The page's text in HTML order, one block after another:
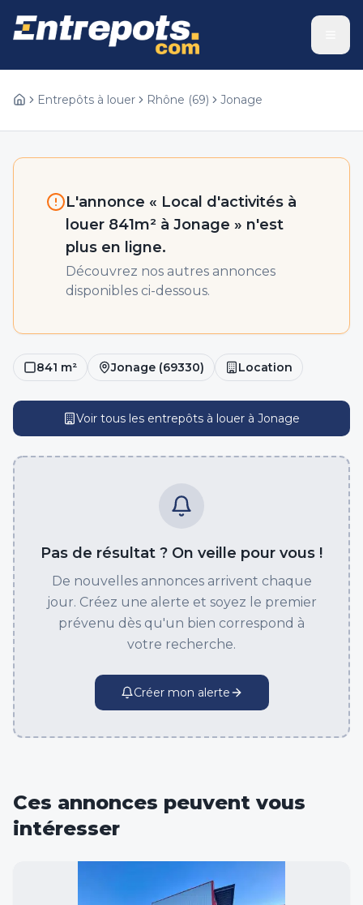
Entrepôts à louer Rhône (69) Jonage
L'annonce « Local d'activités à
louer 841m² à Jonage » n'est
plus en ligne.
Découvrez nos autres annonces
disponibles ci-dessous.
841 m² Jonage (69330) Location
Voir tous les entrepôts à louer à Jonage
Pas de résultat ? On veille pour vous !
De nouvelles annonces arrivent chaque
jour. Créez une alerte et soyez le premier
prévenu dès qu'un bien correspond à
votre recherche.
Créer mon alerte
Ces annonces peuvent vous
intéresser